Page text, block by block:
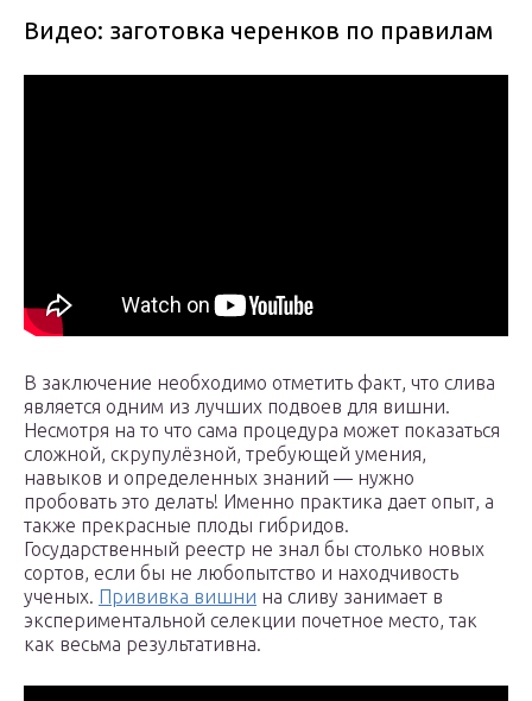
Видео: заготовка черенков по правилам
В заключение необходимо отметить факт, что слива
является одним из лучших подвоев для вишни.
Несмотря на то что сама процедура может показаться
сложной, скрупулёзной, требующей умения,
навыков и определенных знаний — нужно
пробовать это делать! Именно практика дает опыт, а
также прекрасные плоды гибридов.
Государственный реестр не знал бы столько новых
сортов, если бы не любопытство и находчивость
ученых. Прививка вишни на сливу занимает в
экспериментальной селекции почетное место, так
как весьма результативна.